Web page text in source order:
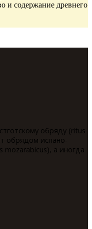
и содержание древнего
обряду (ritus
обрядом испано-
mozarabicus), а иногда